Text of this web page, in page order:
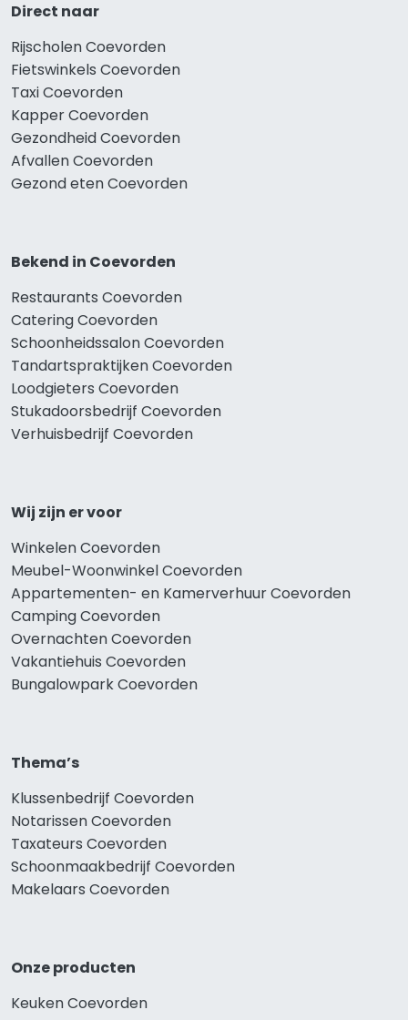
Direct naar
Rijscholen Coevorden
Fietswinkels Coevorden
Taxi Coevorden
Kapper Coevorden
Gezondheid Coevorden
Afvallen Coevorden
Gezond eten Coevorden
Bekend in Coevorden
Restaurants Coevorden
Catering Coevorden
Schoonheidssalon Coevorden
Tandartspraktijken Coevorden
Loodgieters Coevorden
Stukadoorsbedrijf Coevorden
Verhuisbedrijf Coevorden
Wij zijn er voor
Winkelen Coevorden
Meubel-Woonwinkel Coevorden
Appartementen- en Kamerverhuur Coevorden
Camping Coevorden
Overnachten Coevorden
Vakantiehuis Coevorden
Bungalowpark Coevorden
Thema’s
Klussenbedrijf Coevorden
Notarissen Coevorden
Taxateurs Coevorden
Schoonmaakbedrijf Coevorden
Makelaars Coevorden
Onze producten
Keuken Coevorden